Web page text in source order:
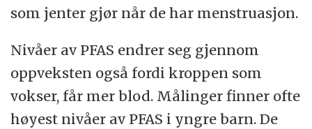
målt i 2016, hadde gjennomsnittlig alder for
Kilde:Starter puberteten tidligere enn før?
som jenter gjør når de har menstruasjon.
Nivåer av PFAS endrer seg gjennom
oppveksten også fordi kroppen som
vokser, får mer blod. Målinger finner ofte
høyest nivåer av PFAS i yngre barn. De